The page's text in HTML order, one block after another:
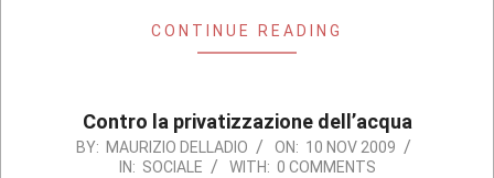
CONTINUE READING
Contro la privatizzazione dell’acqua
2009-
BY: MAURIZIO DELLADIO ON: 10 NOV 2009
IN: SOCIALE WITH: 0 COMMENTS